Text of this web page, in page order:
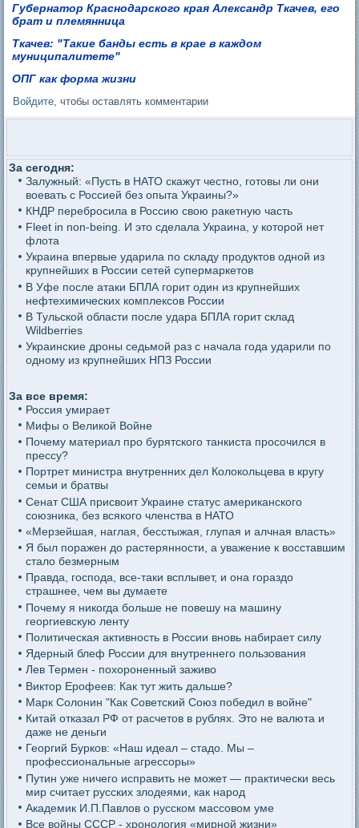
Губернатор Краснодарского края Александр Ткачев, его
брат и племянница
Ткачев: "Такие банды есть в крае в каждом
муниципалитете"
ОПГ как форма жизни
Войдите , чтобы оставлять комментарии
За сегодня:
Залужный: «Пусть в НАТО скажут честно, готовы ли они
воевать с Россией без опыта Украины?»
КНДР перебросила в Россию свою ракетную часть
Fleet in non-being. И это сделала Украина, у которой нет
флота
Украина впервые ударила по складу продуктов одной из
крупнейших в России сетей супермаркетов
В Уфе после атаки БПЛА горит один из крупнейших
нефтехимических комплексов России
В Тульской области после удара БПЛА горит склад
Wildberries
Украинские дроны седьмой раз с начала года ударили по
одному из крупнейших НПЗ России
За все время:
Россия умирает
Мифы о Великой Войне
Почему материал про бурятского танкиста просочился в
прессу?
Портрет министра внутренних дел Колокольцева в кругу
семьи и братвы
Сенат США присвоит Украине статус американского
союзника, без всякого членства в НАТО
«Мерзейшая, наглая, бесстыжая, глупая и алчная власть»
Я был поражен до растерянности, а уважение к восставшим
стало безмерным
Правда, господа, все-таки всплывет, и она гораздо
страшнее, чем вы думаете
Почему я никогда больше не повешу на машину
георгиевскую ленту
Политическая активность в России вновь набирает силу
Ядерный блеф России для внутреннего пользования
Лев Термен - похороненный заживо
Виктор Ерофеев: Как тут жить дальше?
Марк Солонин "Как Советский Союз победил в войне"
Китай отказал РФ от расчетов в рублях. Это не валюта и
даже не деньги
Георгий Бурков: «Наш идеал – стадо. Мы –
профессиональные агрессоры»
Путин уже ничего исправить не может — практически весь
мир считает русских злодеями, как народ
Академик И.П.Павлов о русском массовом уме
Все войны СССР - хронология «мирной жизни»